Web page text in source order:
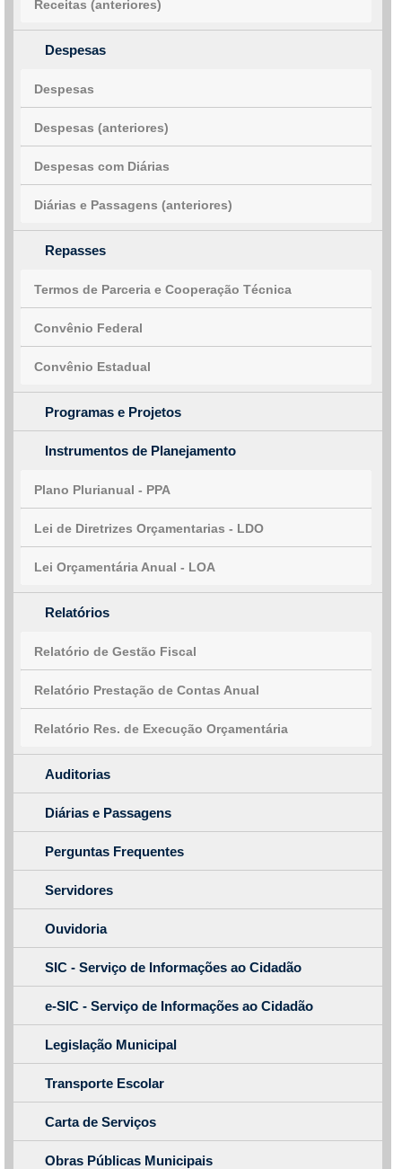
Receitas (anteriores)
Despesas
Despesas
Despesas (anteriores)
Despesas com Diárias
Diárias e Passagens (anteriores)
Repasses
Termos de Parceria e Cooperação Técnica
Convênio Federal
Convênio Estadual
Programas e Projetos
Instrumentos de Planejamento
Plano Plurianual - PPA
Lei de Diretrizes Orçamentarias - LDO
Lei Orçamentária Anual - LOA
Relatórios
Relatório de Gestão Fiscal
Relatório Prestação de Contas Anual
Relatório Res. de Execução Orçamentária
Auditorias
Diárias e Passagens
Perguntas Frequentes
Servidores
Ouvidoria
SIC - Serviço de Informações ao Cidadão
e-SIC - Serviço de Informações ao Cidadão
Legislação Municipal
Transporte Escolar
Carta de Serviços
Obras Públicas Municipais